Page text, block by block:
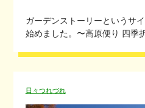
ガーデンストーリーというサ
始めました。〜高原便り 四季
日々つれづれ